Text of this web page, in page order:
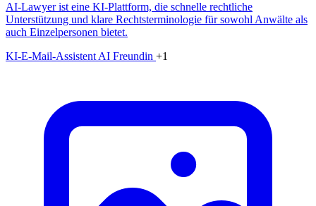
AI-Lawyer ist eine KI-Plattform, die schnelle rechtliche
Unterstützung und klare Rechtsterminologie für sowohl Anwälte als
auch Einzelpersonen bietet.
KI-E-Mail-Assistent AI Freundin +1